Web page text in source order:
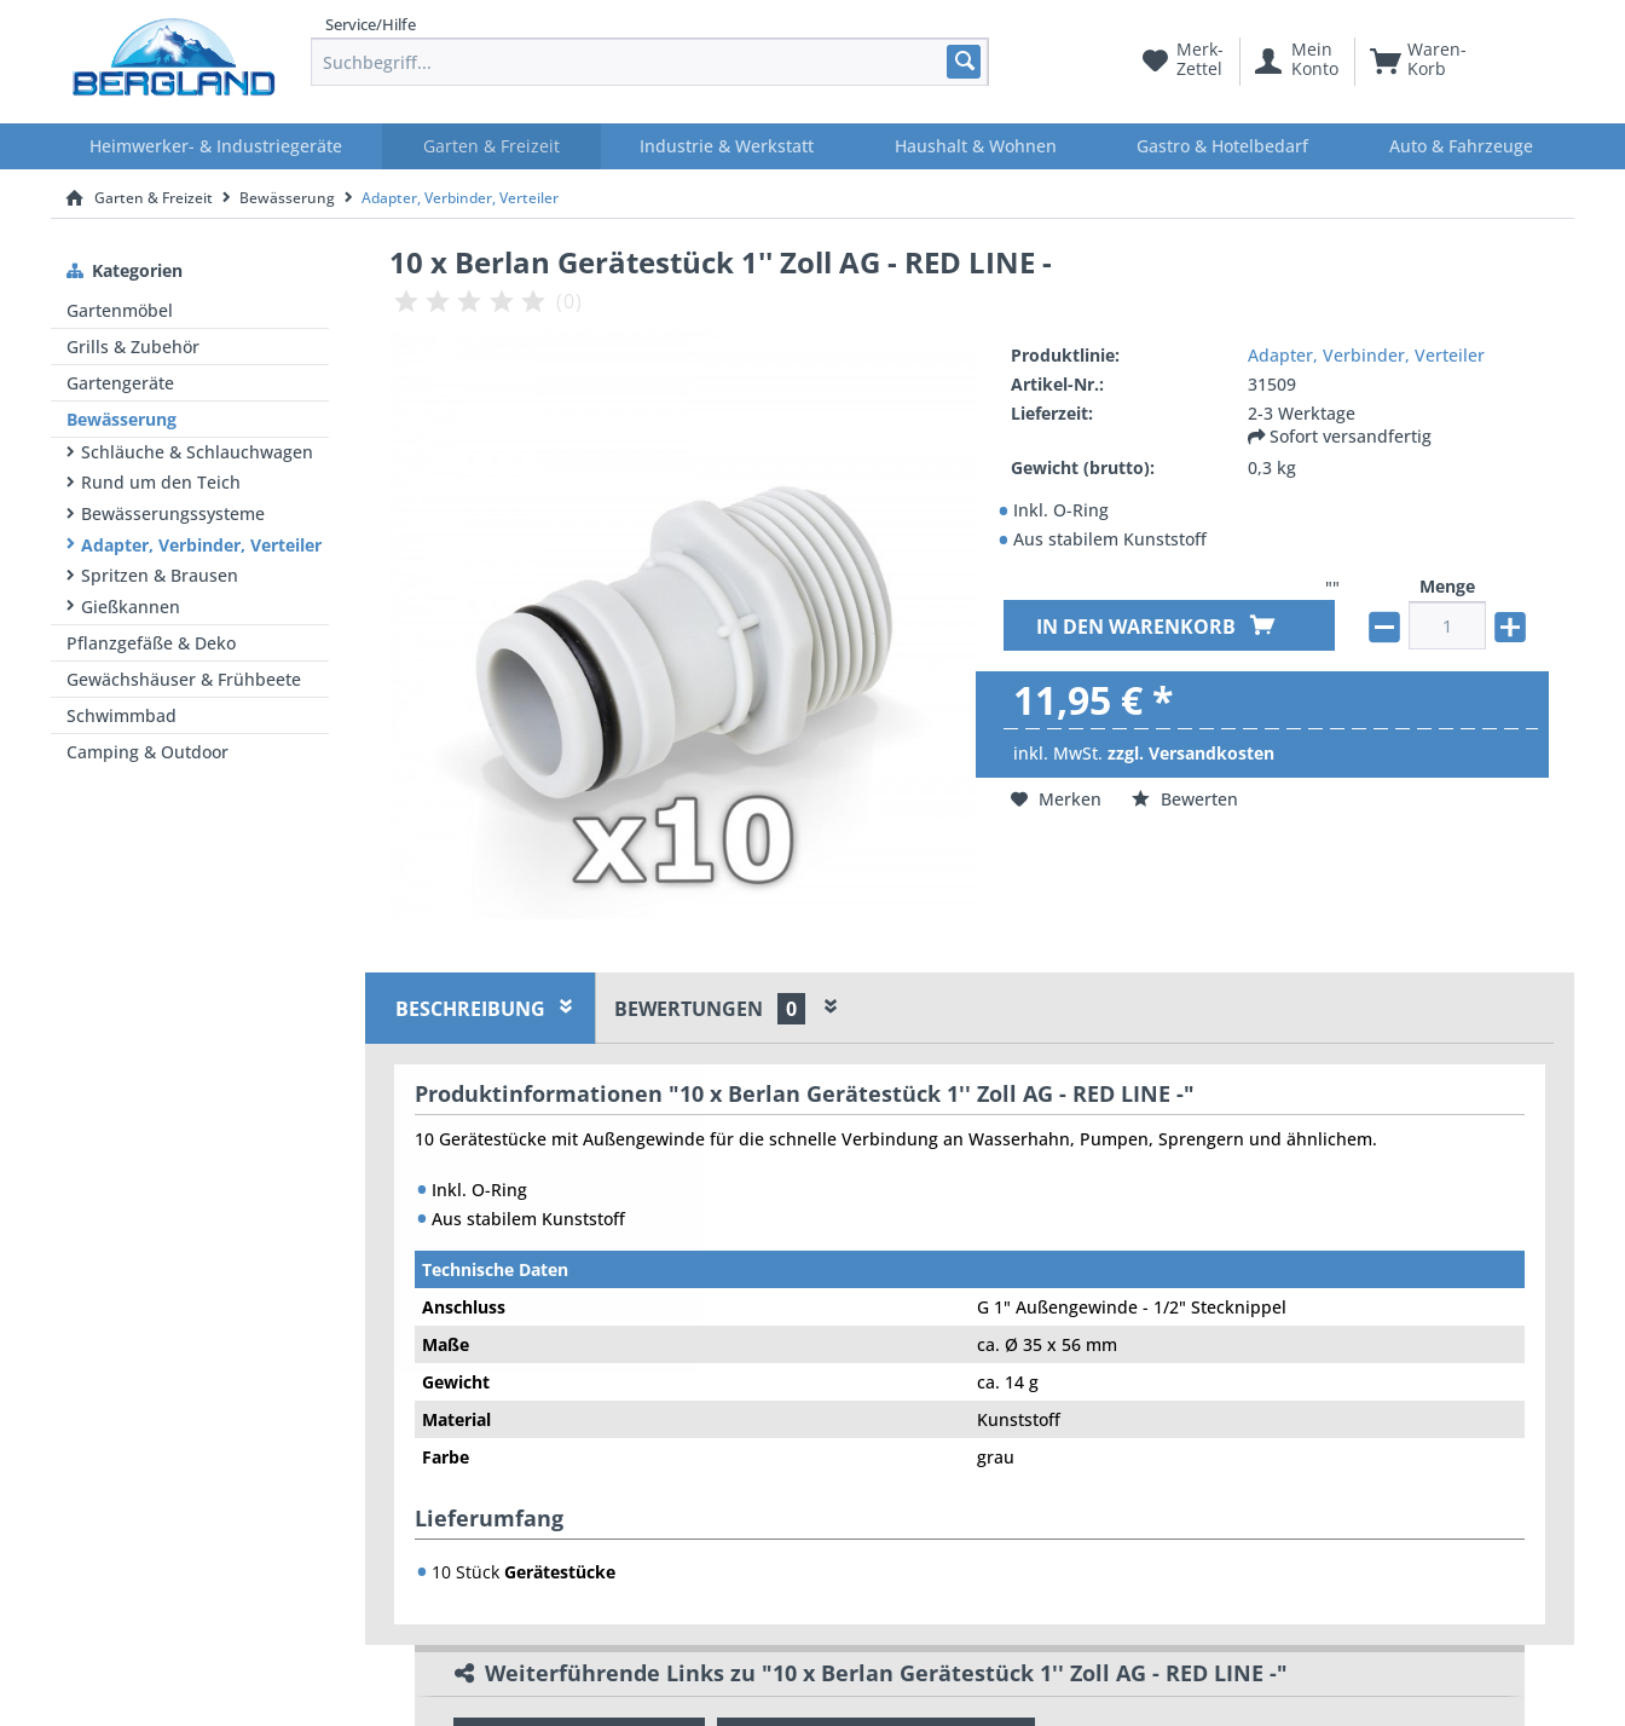
Service/Hilfe
Merk-
Zettel
Mein
Konto
Waren-
Korb
Heimwerker- & Industriegeräte Garten & Freizeit Industrie & Werkstatt Haushalt & Wohnen Gastro & Hotelbedarf Auto & Fahrzeuge
Garten & Freizeit Bewässerung Adapter, Verbinder, Verteiler
Kategorien
Gartenmöbel
Grills & Zubehör
Gartengeräte
Bewässerung
Schläuche & Schlauchwagen
Rund um den Teich
Bewässerungssysteme
Adapter, Verbinder, Verteiler
Spritzen & Brausen
Gießkannen
Pflanzgefäße & Deko
Gewächshäuser & Frühbeete
Schwimmbad
Camping & Outdoor
10 x Berlan Gerätestück 1'' Zoll AG - RED LINE -
(0)
Produktlinie:
Adapter, Verbinder, Verteiler
Artikel-Nr.:
31509
Lieferzeit:
2-3 Werktage
Sofort versandfertig
Gewicht (brutto):
0,3 kg
Inkl. O-Ring
Aus stabilem Kunststoff
Menge
IN DEN WARENKORB
""
11,95 € *
inkl. MwSt.zzgl. Versandkosten
Merken
Bewerten
BESCHREIBUNG BEWERTUNGEN 0
Produktinformationen "10 x Berlan Gerätestück 1'' Zoll AG - RED LINE -"
10 Gerätestücke mit Außengewinde für die schnelle Verbindung an Wasserhahn, Pumpen, Sprengern und ähnlichem.
Inkl. O-Ring
Aus stabilem Kunststoff
Technische Daten
Anschluss
G 1" Außengewinde - 1/2" Stecknippel
Maße
ca. Ø 35 x 56 mm
Gewicht
ca. 14 g
Material
Kunststoff
Farbe
grau
Lieferumfang
10 Stück Gerätestücke
Weiterführende Links zu "10 x Berlan Gerätestück 1'' Zoll AG - RED LINE -"